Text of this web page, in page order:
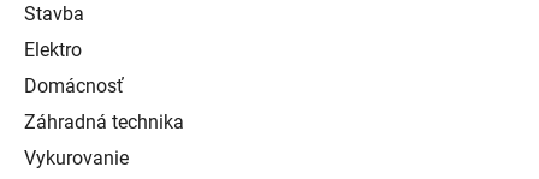
Stavba
Elektro
Domácnosť
Záhradná technika
Vykurovanie